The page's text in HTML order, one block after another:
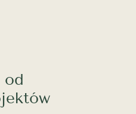
od